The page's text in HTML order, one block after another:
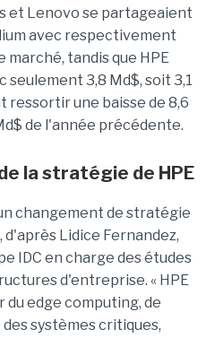
et Lenovo se partageaient
avec respectivement
marché, tandis que HPE
3,8 Md$, soit 3,1
ressortir une baisse de 8,6
de l'année précédente.
la stratégie de HPE
changement de stratégie
Lidice Fernandez,
IDC en charge des études
d'entreprise. « HPE
du edge computing, de
systèmes critiques,